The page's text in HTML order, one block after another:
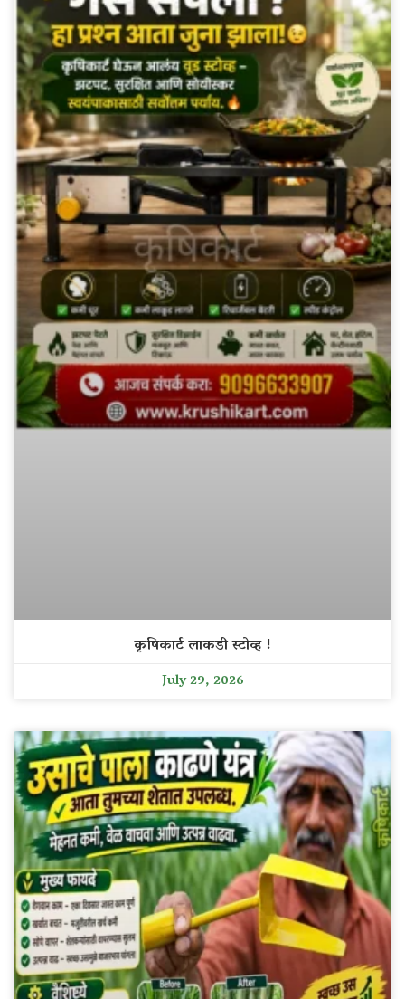
कृषिकार्ट लाकडी स्टोव्ह !
July 29, 2026